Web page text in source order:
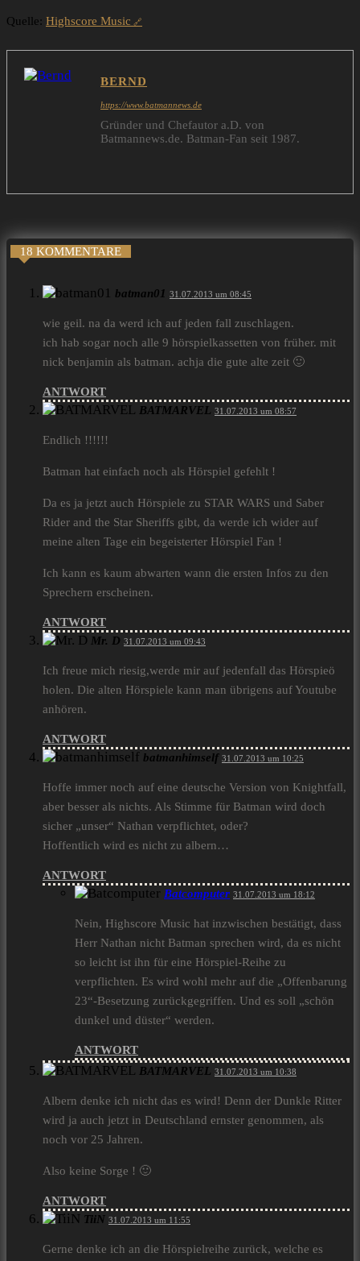
Quelle: Highscore Music
BERND
https://www.batmannews.de
Gründer und Chefautor a.D. von
Batmannews.de. Batman-Fan seit 1987.
18 KOMMENTARE
batman01 31.07.2013 um 08:45
wie geil. na da werd ich auf jeden fall zuschlagen.
ich hab sogar noch alle 9 hörspielkassetten von früher. mit
nick benjamin als batman. achja die gute alte zeit 🙂
ANTWORT
BATMARVEL 31.07.2013 um 08:57
Endlich !!!!!!
Batman hat einfach noch als Hörspiel gefehlt !
Da es ja jetzt auch Hörspiele zu STAR WARS und Saber
Rider and the Star Sheriffs gibt, da werde ich wider auf
meine alten Tage ein begeisterter Hörspiel Fan !
Ich kann es kaum abwarten wann die ersten Infos zu den
Sprechern erscheinen.
ANTWORT
Mr. D 31.07.2013 um 09:43
Ich freue mich riesig,werde mir auf jedenfall das Hörspieö
holen. Die alten Hörspiele kann man übrigens auf Youtube
anhören.
ANTWORT
batmanhimself 31.07.2013 um 10:25
Hoffe immer noch auf eine deutsche Version von Knightfall,
aber besser als nichts. Als Stimme für Batman wird doch
sicher „unser“ Nathan verpflichtet, oder?
Hoffentlich wird es nicht zu albern…
ANTWORT
Batcomputer 31.07.2013 um 18:12
Nein, Highscore Music hat inzwischen bestätigt, dass
Herr Nathan nicht Batman sprechen wird, da es nicht
so leicht ist ihn für eine Hörspiel-Reihe zu
verpflichten. Es wird wohl mehr auf die „Offenbarung
23“-Besetzung zurückgegriffen. Und es soll „schön
dunkel und düster“ werden.
ANTWORT
BATMARVEL 31.07.2013 um 10:38
Albern denke ich nicht das es wird! Denn der Dunkle Ritter
wird ja auch jetzt in Deutschland ernster genommen, als
noch vor 25 Jahren.
Also keine Sorge ! 🙂
ANTWORT
TiiN 31.07.2013 um 11:55
Gerne denke ich an die Hörspielreihe zurück, welche es